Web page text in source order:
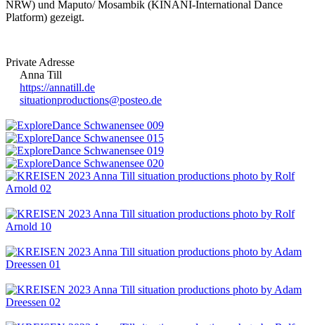
NRW) und Maputo/ Mosambik (KINANI-International Dance
Platform) gezeigt.
Private Adresse
Anna Till
https://annatill.de
situationproductions@posteo.de